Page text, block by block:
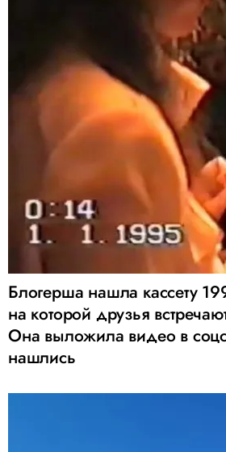
Блогерша нашла кассету
на которой друзья
Она выложила видео в
нашлись